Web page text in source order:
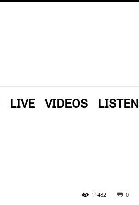
LIVE VIDEOS LISTEN
0
11482